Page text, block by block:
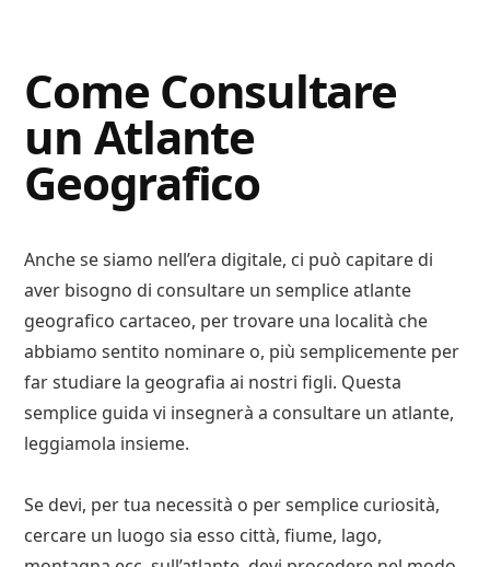
Advisory
Come Consultare
un Atlante
Geografico
Anche se siamo nell’era digitale, ci può capitare di
aver bisogno di consultare un semplice atlante
geografico cartaceo, per trovare una località che
abbiamo sentito nominare o, più semplicemente per
far studiare la geografia ai nostri figli. Questa
semplice guida vi insegnerà a consultare un atlante,
leggiamola insieme.
Se devi, per tua necessità o per semplice curiosità,
cercare un luogo sia esso città, fiume, lago,